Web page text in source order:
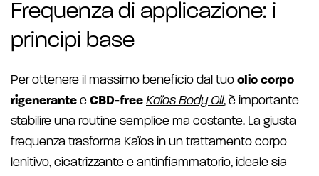
Frequenza di applicazione: i
principi base
Per ottenere il massimo beneficio dal tuo olio corpo
rigenerante e CBD-free Kaïos Body Oil, è importante
stabilire una routine semplice ma costante. La giusta
frequenza trasforma Kaïos in un trattamento corpo
lenitivo, cicatrizzante e antinfiammatorio, ideale sia